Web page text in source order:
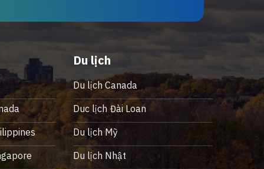
Du lịch
Du lịch Canada
Duc lịch Đài Loan
Du lịch Mỹ
Du lịch Nhật